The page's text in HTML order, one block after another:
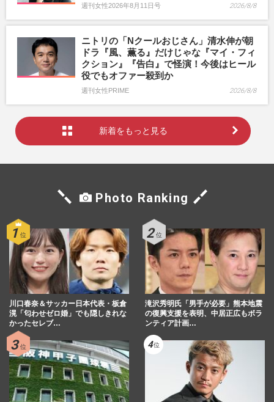
週刊女性2026年8月11日号 2026/8/8
ニトリの「Nクールおじさん」清水伸が朝
ドラ『風、薫る』だけじゃな『マイ・フィ
クション』『告白』で怪演！今後はヒール
役でもオファー殺到か
週刊女性PRIME 2026/8/8
新着をもっと見る
Photo Ranking
川口春奈＆サッカー日本代表・板倉
滉「匂わせゼロ婚」でも隠しきれな
かったセレブ…
滝沢秀明氏「男手が必要」熊本地震
の復興支援を表明、中居正広もボラ
ンティア計画…